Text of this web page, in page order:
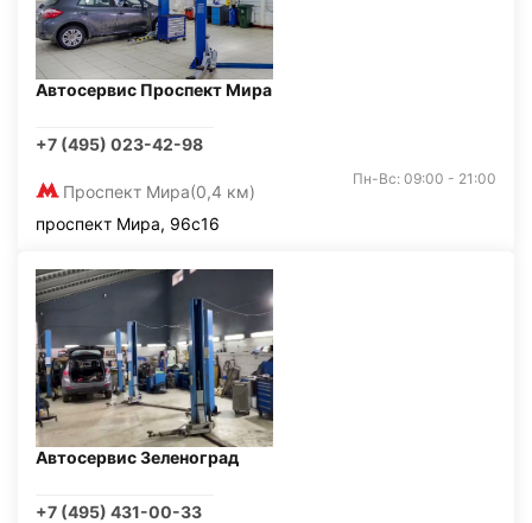
Автосервис Проспект Мира
+7 (495) 023-42-98
Проспект Мира(0,4 км)
Пн-Вс: 09:00 - 21:00
проспект Мира, 96с16
Автосервис Зеленоград
+7 (495) 431-00-33